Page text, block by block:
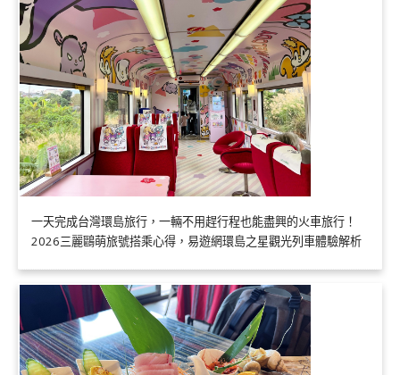
一天完成台灣環島旅行，一輛不用趕行程也能盡興的火車旅行！
2026三麗鷗萌旅號搭乘心得，易遊網環島之星觀光列車體驗解析